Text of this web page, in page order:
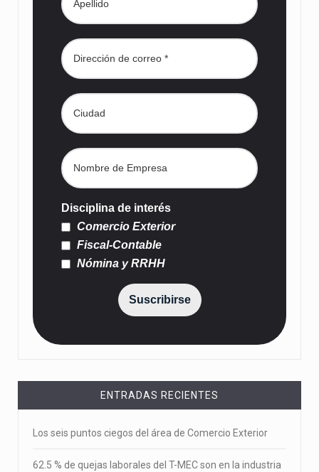
Disciplina de interés
Comercio Exterior
Fiscal-Contable
Nómina y RRHH
Suscribirse
ENTRADAS RECIENTES
Los seis puntos ciegos del área de Comercio Exterior
62.5 % de quejas laborales del T-MEC son en la industria